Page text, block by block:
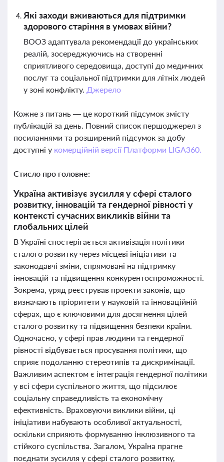
Які заходи вживаються для підтримки
здорового старіння в умовах війни?
ВООЗ адаптувала рекомендації до українських
реалій, зосереджуючись на створенні
сприятливого середовища, доступі до медичних
послуг та соціальної підтримки для літніх людей
у зоні конфлікту. Джерело
Кожне з питань — це короткий підсумок змісту
публікацій за день. Повний список першоджерел з
посиланнями та розширений підсумок за добу
доступні у комерційній версії Платформи LIGA360.
Стисло про головне:
Україна активізує зусилля у сфері сталого
розвитку, інновацій та гендерної рівності у
контексті сучасних викликів війни та
глобальних цілей
В Україні спостерігається активізація політики
сталого розвитку через місцеві ініціативи та
законодавчі зміни, спрямовані на підтримку
інновацій та підвищення конкурентоспроможності.
Зокрема, уряд реєстрував проекти законів, що
визначають пріоритети у науковій та інноваційній
сферах, що є ключовими для досягнення цілей
сталого розвитку та підвищення безпеки країни.
Одночасно, у сфері прав людини та гендерної
рівності відбувається просування політики, що
сприяє подоланню стереотипів та дискримінації.
Важливим аспектом є інтеграція гендерної політики
у всі сфери суспільного життя, що підсилює
соціальну справедливість та економічну
ефективність. Враховуючи виклики війни, ці
ініціативи набувають особливої актуальності,
оскільки сприяють формуванню інклюзивного та
стійкого суспільства. Загалом, Україна прагне
поєднати зусилля у сфері сталого розвитку,